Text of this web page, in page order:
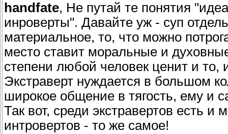
handfate, Не путай те понятия
инроверты". Давайте уж - суп
материальное, то, что можно
место ставит моральные и
степени любой человек ценит и то,
Экстраверт нуждается в большом
широкое общение в тягость, ему и
Так вот, среди экстравертов есть
интровертов - то же самое!